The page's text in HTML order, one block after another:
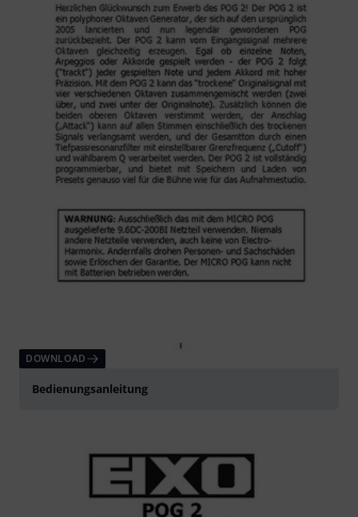
DOWNLOAD
Bedienungsanleitung